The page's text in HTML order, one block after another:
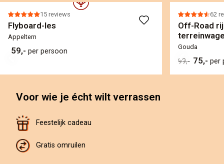
15 reviews
Flyboard-les
Appeltern
59,- per persoon
62
Off-Road
Gouda
99,- 75,- per
Voor wie je écht wilt verrassen
Feestelijk cadeau
Gratis omruilen